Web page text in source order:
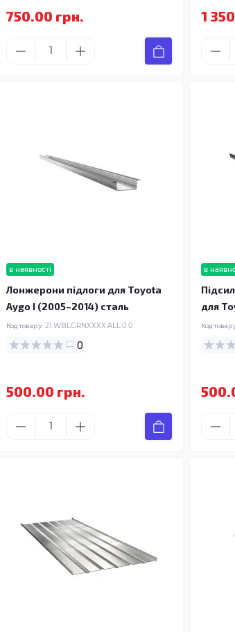
750.00 грн. 1
в наявності
Лонжерони підлоги для Toyota
Aygo I (2005–2014) сталь
Код товару: 21.WBLGRNXXXX.ALL.0.0
0
500.00 грн.
в
для
Код